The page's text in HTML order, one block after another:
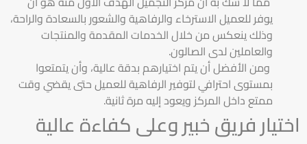
يوفر للعميل الاسترخاء والرفاهية والشعور بالسعادة والراحة،
وذلك ينعكس من خلال الخدمات المقدمة والمنتجات
والعاملين لدى الصالون.
ومن الأفضل أن يتم اختيارهم بدقة عالية، وأن يتمتعوا
بمستوى احترافي لتوفير الرفاهية للعميل حتى يقضي وقت
ممتع داخل المركز ويعود إليه مرة ثانية.
اختيار فريق خبير وعلى كفاءة عالية